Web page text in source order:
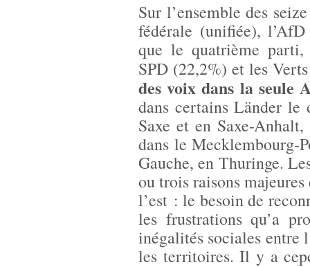
Sur l’ensemble des
fédérale (unifiée),
que le quatrième
SPD (22,2%) et les
des voix dans la seule
dans certains Länder
Saxe et en Saxe-
dans le Mecklembourg-
Gauche, en Thuringe.
ou trois raisons
l’est : le besoin de
les frustrations qu’a
inégalités sociales entre
les territoires. Il y a